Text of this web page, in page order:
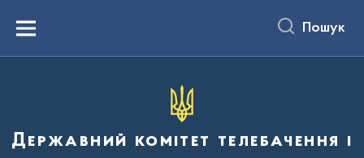
вмістуMenu Пошук
Державний комітет телебачення і